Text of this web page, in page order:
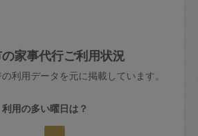
による当日キャンセル＝依頼
＋交通費全額
日時／土曜日午前9時開始の場
損害保険の対象外となるので
さい。
ちらも参照ください：初めて
か？
家事代行ご利用状況
利用データを元に掲載しています。
利用の多い曜日は？